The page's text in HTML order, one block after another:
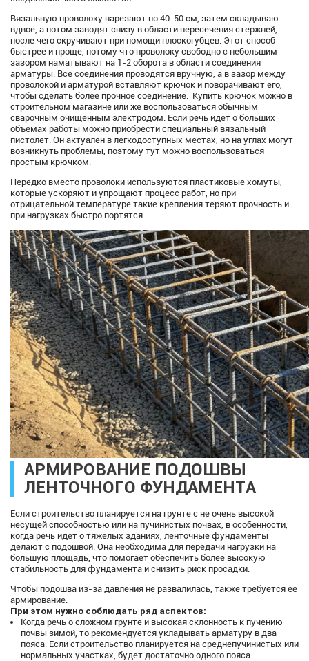
Вязальную проволоку нарезают по 40-50 см, затем складываю
вдвое, а потом заводят снизу в области пересечения стержней,
после чего скручивают при помощи плоскогубцев. Этот способ
быстрее и проще, потому что проволоку свободно с небольшим
зазором наматывают на 1-2 оборота в области соединения
арматуры. Все соединения проводятся вручную, а в зазор между
проволокой и арматурой вставляют крючок и поворачивают его,
чтобы сделать более прочное соединение. Купить крючок можно в
строительном магазине или же воспользоваться обычным
сварочным очищенным электродом. Если речь идет о больших
объемах работы можно приобрести специальный вязальный
пистолет. Он актуален в легкодоступных местах, но на углах могут
возникнуть проблемы, поэтому тут можно воспользоваться
простым крючком.
Нередко вместо проволоки используются пластиковые хомуты,
которые ускоряют и упрощают процесс работ, но при
отрицательной температуре такие крепления теряют прочность и
при нагрузках быстро портятся.
АРМИРОВАНИЕ ПОДОШВЫ
ЛЕНТОЧНОГО ФУНДАМЕНТА
Если строительство планируется на грунте с не очень высокой
несущей способностью или на пучинистых почвах, в особенности,
когда речь идет о тяжелых зданиях, ленточные фундаменты
делают с подошвой. Она необходима для передачи нагрузки на
большую площадь, что помогает обеспечить более высокую
стабильность для фундамента и снизить риск просадки.
Чтобы подошва из-за давления не развалилась, также требуется ее
армирование.
При этом нужно соблюдать ряд аспектов:
Когда речь о сложном грунте и высокая склонность к пучению
почвы зимой, то рекомендуется укладывать арматуру в два
пояса. Если строительство планируется на среднепучинистых или
нормальных участках, будет достаточно одного пояса.